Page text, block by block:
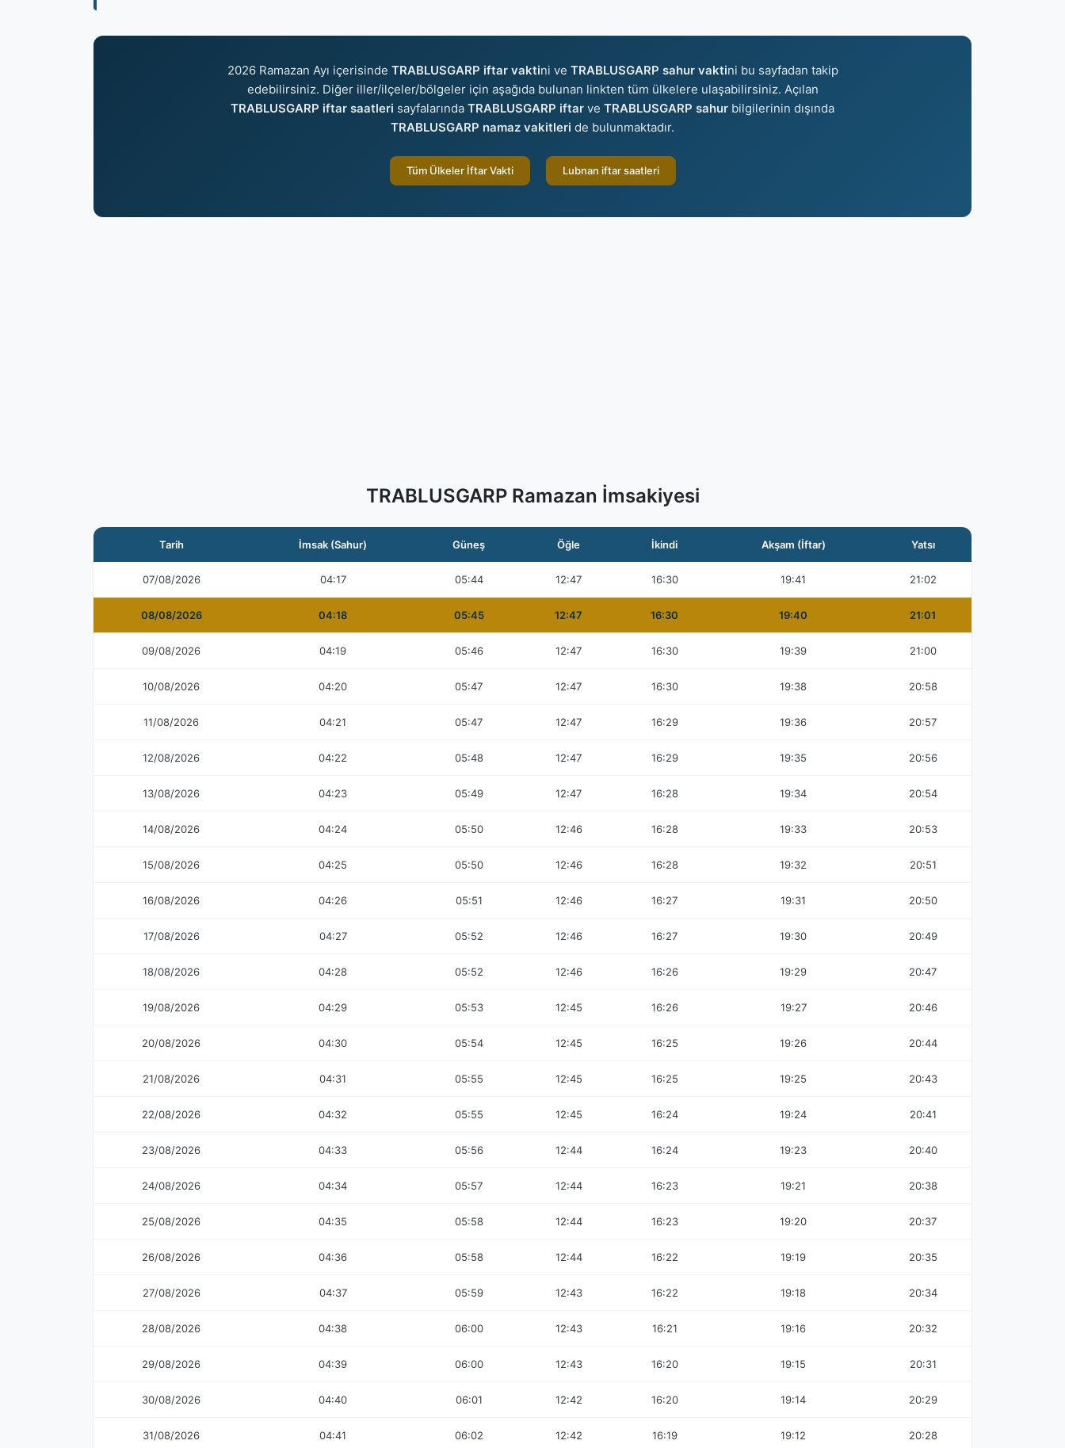
2026 Ramazan Ayı içerisinde TRABLUSGARP iftar vaktini ve TRABLUSGARP sahur vaktini bu sayfadan takip
edebilirsiniz. Diğer iller/ilçeler/bölgeler için aşağıda bulunan linkten tüm ülkelere ulaşabilirsiniz. Açılan
TRABLUSGARP iftar saatleri sayfalarında TRABLUSGARP iftar ve TRABLUSGARP sahur bilgilerinin dışında
TRABLUSGARP namaz vakitleri de bulunmaktadır.
Tüm Ülkeler İftar Vakti Lubnan iftar saatleri
TRABLUSGARP Ramazan İmsakiyesi
Tarih İmsak (Sahur) Güneş Öğle İkindi Akşam (İftar) Yatsı
07/08/2026 04:17 05:44 12:47 16:30 19:41 21:02
08/08/2026 04:18 05:45 12:47 16:30 19:40 21:01
09/08/2026 04:19 05:46 12:47 16:30 19:39 21:00
10/08/2026 04:20 05:47 12:47 16:30 19:38 20:58
11/08/2026 04:21 05:47 12:47 16:29 19:36 20:57
12/08/2026 04:22 05:48 12:47 16:29 19:35 20:56
13/08/2026 04:23 05:49 12:47 16:28 19:34 20:54
14/08/2026 04:24 05:50 12:46 16:28 19:33 20:53
15/08/2026 04:25 05:50 12:46 16:28 19:32 20:51
16/08/2026 04:26 05:51 12:46 16:27 19:31 20:50
17/08/2026 04:27 05:52 12:46 16:27 19:30 20:49
18/08/2026 04:28 05:52 12:46 16:26 19:29 20:47
19/08/2026 04:29 05:53 12:45 16:26 19:27 20:46
20/08/2026 04:30 05:54 12:45 16:25 19:26 20:44
21/08/2026 04:31 05:55 12:45 16:25 19:25 20:43
22/08/2026 04:32 05:55 12:45 16:24 19:24 20:41
23/08/2026 04:33 05:56 12:44 16:24 19:23 20:40
24/08/2026 04:34 05:57 12:44 16:23 19:21 20:38
25/08/2026 04:35 05:58 12:44 16:23 19:20 20:37
26/08/2026 04:36 05:58 12:44 16:22 19:19 20:35
27/08/2026 04:37 05:59 12:43 16:22 19:18 20:34
28/08/2026 04:38 06:00 12:43 16:21 19:16 20:32
29/08/2026 04:39 06:00 12:43 16:20 19:15 20:31
30/08/2026 04:40 06:01 12:42 16:20 19:14 20:29
31/08/2026 04:41 06:02 12:42 16:19 19:12 20:28